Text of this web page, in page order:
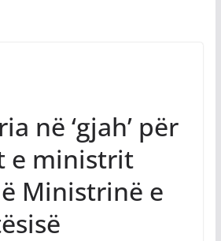
në ‘gjah’ për
e ministrit
Ministrinë e